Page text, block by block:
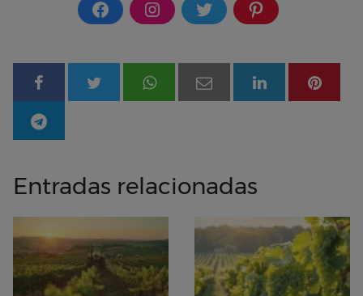
Entradas relacionadas